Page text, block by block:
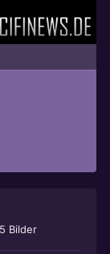
Bilder